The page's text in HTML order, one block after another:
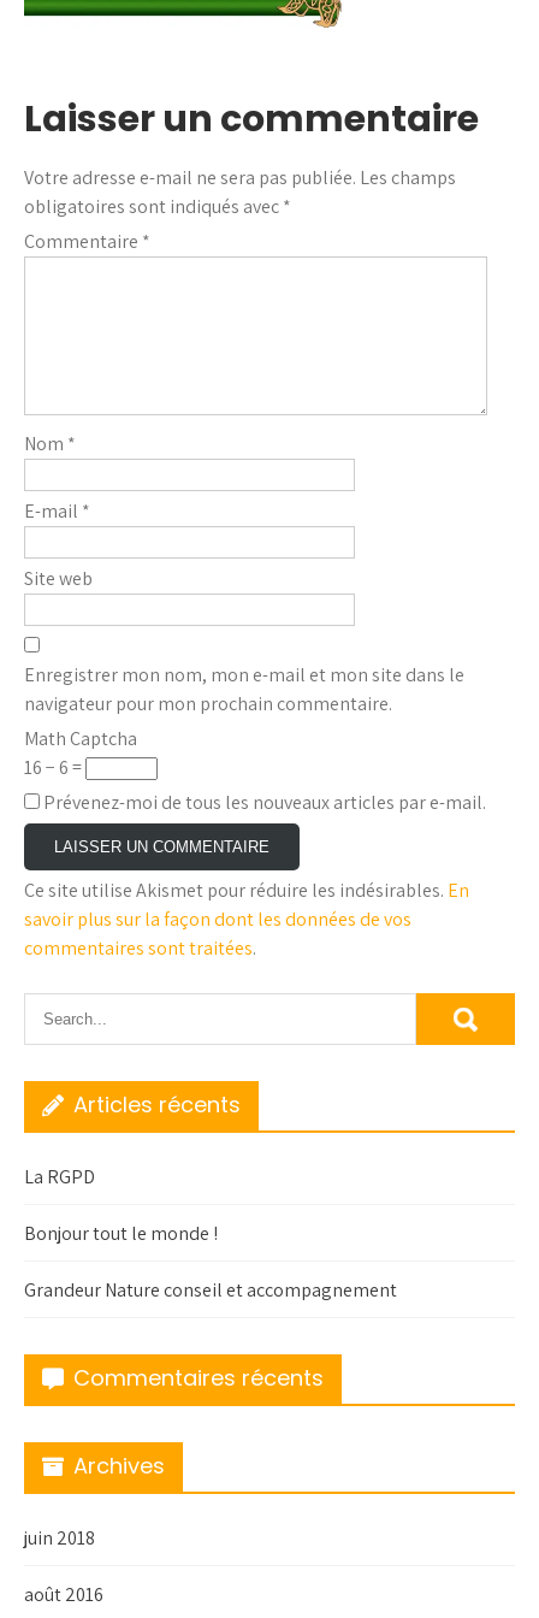
Laisser un commentaire
Votre adresse e-mail ne sera pas publiée. Les champs
obligatoires sont indiqués avec*
Commentaire *
Nom *
E-mail *
Site web
Enregistrer mon nom, mon e-mail et mon site dans le
navigateur pour mon prochain commentaire.
Math Captcha
16 − 6 =
Prévenez-moi de tous les nouveaux articles par e-mail.
Ce site utilise Akismet pour réduire les indésirables. En
savoir plus sur la façon dont les données de vos
commentaires sont traitées.
Articles récents
La RGPD
Bonjour tout le monde !
Grandeur Nature conseil et accompagnement
Commentaires récents
Archives
juin 2018
août 2016